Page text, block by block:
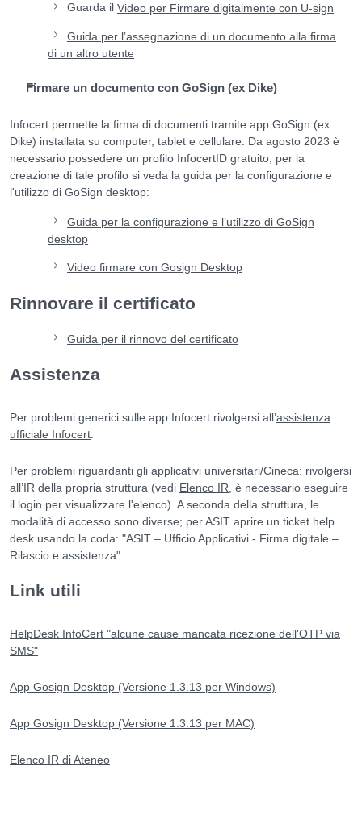
Guarda il Video per Firmare digitalmente con U-sign
Guida per l’assegnazione di un documento alla firma
di un altro utente
Firmare un documento con GoSign (ex Dike)
Infocert permette la firma di documenti tramite app GoSign (ex
Dike) installata su computer, tablet e cellulare. Da agosto 2023 è
necessario possedere un profilo InfocertID gratuito; per la
creazione di tale profilo si veda la guida per la configurazione e
l'utilizzo di GoSign desktop:
Guida per la configurazione e l’utilizzo di GoSign
desktop
Video firmare con Gosign Desktop
Rinnovare il certificato
Guida per il rinnovo del certificato
Assistenza
Per problemi generici sulle app Infocert rivolgersi all’assistenza
ufficiale Infocert
Per problemi riguardanti gli applicativi universitari/Cineca: rivolgersi
all’IR della propria struttura (vedi Elenco IR è necessario eseguire
il login per visualizzare l'elenco). A seconda della struttura, le
modalità di accesso sono diverse; per ASIT aprire un ticket help
desk usando la coda: "ASIT – Ufficio Applicativi - Firma digitale –
Rilascio e assistenza".
Link utili
HelpDesk InfoCert "alcune cause mancata ricezione dell'OTP via
SMS"
App Gosign Desktop (Versione 1.3.13 per Windows)
App Gosign Desktop (Versione 1.3.13 per MAC)
Elenco IR di Ateneo